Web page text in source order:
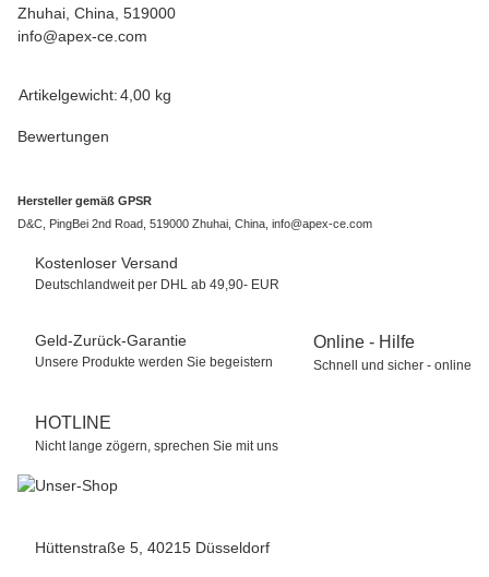
Zhuhai, China, 519000
info@apex-ce.com
Produkteigenschaft
Wert
Artikelgewicht:4,00 kg
Bewertungen
Hersteller gemäß GPSR
D&C, PingBei 2nd Road, 519000 Zhuhai, China, info@apex-ce.com
Kostenloser Versand
Deutschlandweit per DHL ab 49,90- EUR
Geld-Zurück-Garantie
Unsere Produkte werden Sie begeistern
Online - Hilfe
Schnell und sicher - online
HOTLINE
Nicht lange zögern, sprechen Sie mit uns
Hüttenstraße 5, 40215 Düsseldorf